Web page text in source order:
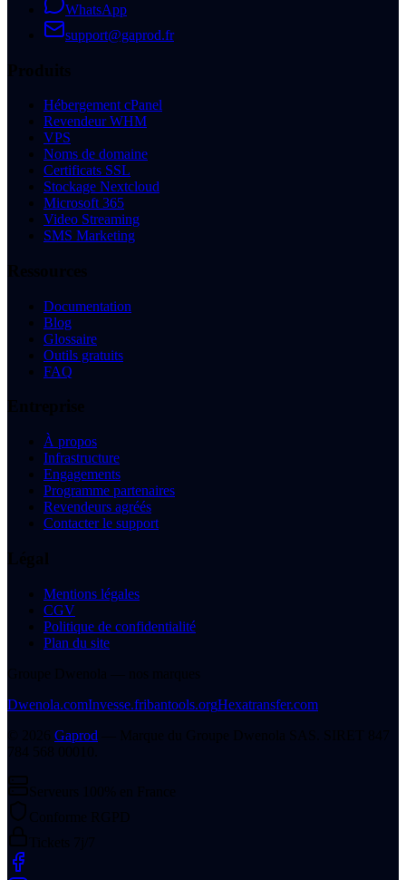
WhatsApp
support@gaprod.fr
Hébergement cPanel
Revendeur WHM
VPS
Noms de domaine
Certificats SSL
Stockage Nextcloud
Microsoft 365
Video Streaming
SMS Marketing
Documentation
Blog
Glossaire
Outils gratuits
FAQ
À propos
Infrastructure
Engagements
Programme partenaires
Revendeurs agréés
Contacter le support
Mentions légales
CGV
Politique de confidentialité
Plan du site
Dwenola.comInvesse.fribantools.orgHexatransfer.com
Gaprod